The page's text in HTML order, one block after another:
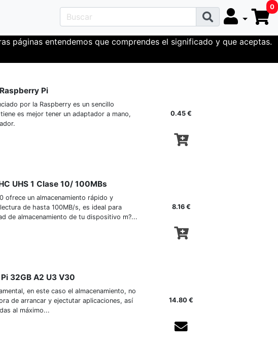
páginas entendemos que comprendes el significado y que aceptas.
0
Pi
por la Raspberry es un sencillo
es mejor tener un adaptador a mano,
0.45 €
UHS 1 Clase 10/ 100MBs
ofrece un almacenamiento rápido y
de hasta 100MB/s, es ideal para
de almacenamiento de tu dispositivo m?...
8.16 €
32GB A2 U3 V30
en este caso el almacenamiento, no
de arrancar y ejectutar aplicaciones, así
al máximo...
14.80 €
Agotado temporalmente